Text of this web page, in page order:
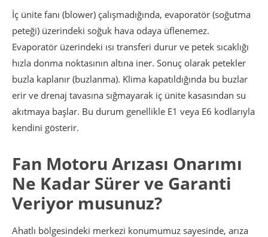
İç ünite fanı (blower) çalışmadığında, evaporatör (soğutma
peteği) üzerindeki soğuk hava odaya üflenemez.
Evaporatör üzerindeki ısı transferi durur ve petek sıcaklığı
hızla donma noktasının altına iner. Sonuç olarak petekler
buzla kaplanır (buzlanma). Klima kapatıldığında bu buzlar
erir ve drenaj tavasına sığmayarak iç ünite kasasından su
akıtmaya başlar. Bu durum genellikle E1 veya E6 kodlarıyla
kendini gösterir.
Fan Motoru Arızası Onarımı
Ne Kadar Sürer ve Garanti
Veriyor musunuz?
Ahatlı bölgesindeki merkezi konumumuz sayesinde, arıza